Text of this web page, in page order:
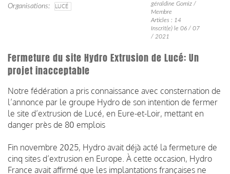
Organisations LUCÉ
géraldine Gomiz /
Membre
Articles : 14
Inscrit(e) le 06 / 07
/ 2021
Fermeture du site Hydro Extrusion de Lucé: Un
projet inacceptable
Notre fédération a pris connaissance avec consternation de
l’annonce par le groupe Hydro de son intention de fermer
le site d’extrusion de Lucé, en Eure-et-Loir, mettant en
danger près de 80 emplois
Fin novembre 2025, Hydro avait déjà acté la fermeture de
cinq sites d’extrusion en Europe. À cette occasion, Hydro
France avait affirmé que les implantations françaises ne